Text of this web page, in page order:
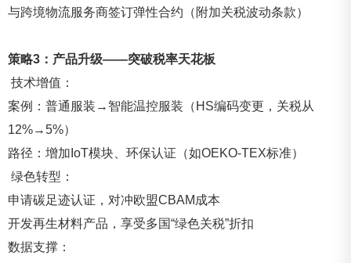
与跨境物流服务商签订弹性合约（附加关税波动条款）
策略3：产品升级——突破税率天花板
技术增值：
案例：普通服装→智能温控服装（HS编码变更，关税从
12%→5%）
路径：增加IoT模块、环保认证（如OEKO-TEX标准）
绿色转型：
申请碳足迹认证，对冲欧盟CBAM成本
开发再生材料产品，享受多国“绿色关税”折扣
数据支撑：